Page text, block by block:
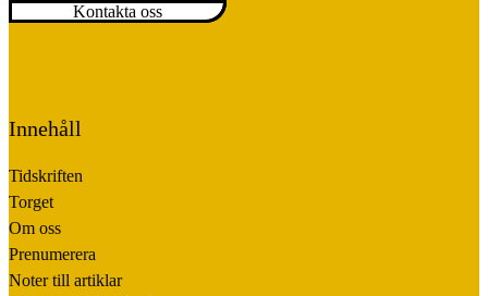
Kontakta oss
Innehåll
Tidskriften
Torget
Om oss
Prenumerera
Noter till artiklar